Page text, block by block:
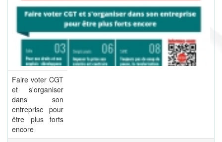
Faire voter CGT
et s'organiser
dans son
entreprise pour
être plus forts
encore